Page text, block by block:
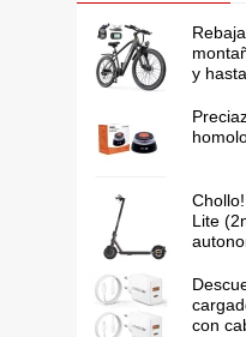
y
Lite
con